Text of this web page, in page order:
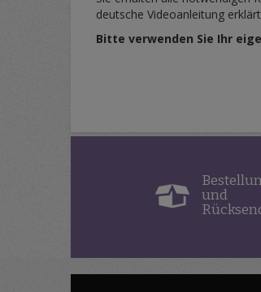
deutsche Videoanleitung
Bitte verwenden Sie Ihr
und